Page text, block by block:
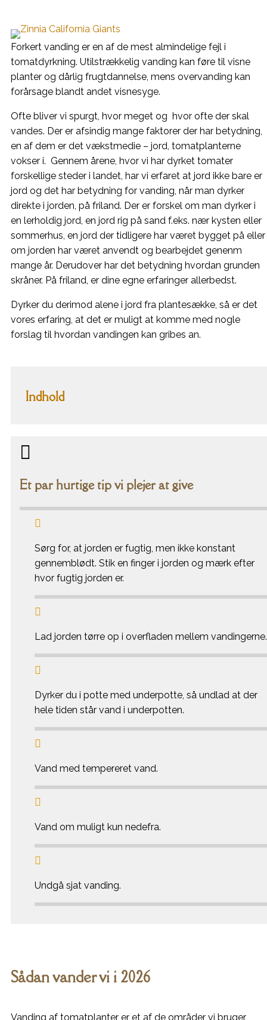
Forkert vanding er en af de mest almindelige fejl i
tomatdyrkning. Utilstrækkelig vanding kan føre til visne
planter og dårlig frugtdannelse, mens overvanding kan
forårsage blandt andet visnesyge.
Ofte bliver vi spurgt, hvor meget og hvor ofte der skal
vandes. Der er afsindig mange faktorer der har betydning,
en af dem er det vækstmedie – jord, tomatplanterne
vokser i. Gennem årene, hvor vi har dyrket tomater
forskellige steder i landet, har vi erfaret at jord ikke bare er
jord og det har betydning for vanding, når man dyrker
direkte i jorden, på friland. Der er forskel om man dyrker i
en lerholdig jord, en jord rig på sand f.eks. nær kysten eller
sommerhus, en jord der tidligere har været bygget på eller
om jorden har været anvendt og bearbejdet genenm
mange år. Derudover har det betydning hvordan grunden
skråner. På friland, er dine egne erfaringer allerbedst.
Dyrker du derimod alene i jord fra plantesække, så er det
vores erfaring, at det er muligt at komme med nogle
forslag til hvordan vandingen kan gribes an.
Indhold

Et par hurtige tip vi plejer at give

Sørg for, at jorden er fugtig, men ikke konstant
gennemblødt. Stik en finger i jorden og mærk efter
hvor fugtig jorden er.

Lad jorden tørre op i overfladen mellem vandingerne.

Dyrker du i potte med underpotte, så undlad at der
hele tiden står vand i underpotten.

Vand med tempereret vand.

Vand om muligt kun nedefra.

Undgå sjat vanding.
Sådan vander vi i 2026
Vanding af tomatplanter er et af de områder vi bruger